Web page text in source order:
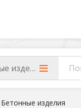
изделия
Бетонные изделия